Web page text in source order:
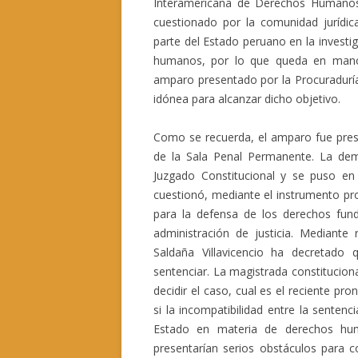
cuestionado por la comunidad
parte del Estado peruano en la
humanos, por lo que queda en
amparo presentado por la
idónea para alcanzar dicho objetivo.
Como se recuerda, el amparo fue
de la Sala Penal Permanente. La
Juzgado Constitucional y se puso
cuestionó, mediante el instrumento
para la defensa de los derechos
administración de justicia.
Saldaña Villavicencio ha
sentenciar. La magistrada
decidir el caso, cual es el reciente
si la incompatibilidad entre la
Estado en materia de derechos
presentarían serios obstáculos para